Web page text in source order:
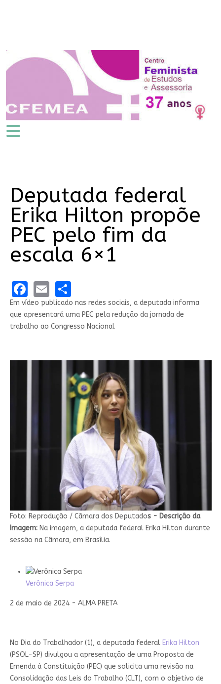
Deputada federal
Erika Hilton propõe
PEC pelo fim da
escala 6×1
Facebook
EmailShare
Em vídeo publicado nas redes sociais, a deputada informa
que apresentará uma PEC pela redução da jornada de
trabalho ao Congresso Nacional
Foto: Reprodução / Câmara dos Deputados - Descrição da
Imagem: Na imagem, a deputada federal Erika Hilton durante
sessão na Câmara, em Brasília.
Verônica Serpa
2 de maio de 2024 - ALMA PRETA
No Dia do Trabalhador (1), a deputada federal Erika Hilton
(PSOL-SP) divulgou a apresentação de uma Proposta de
Emenda à Constituição (PEC) que solicita uma revisão na
Consolidação das Leis do Trabalho (CLT), com o objetivo de